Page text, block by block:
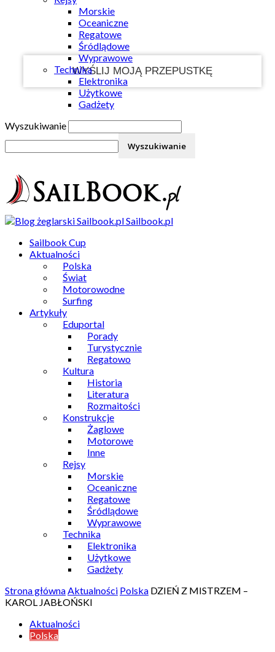
Morskie
Oceaniczne
Regatowe
Śródlądowe
Wyprawowe
Technika
Elektronika
Użytkowe
Gadżety
Wyszukiwanie
Sailbook.pl
Sailbook Cup
Aktualności
Polska
Świat
Motorowodne
Surfing
Artykuły
Eduportal
Porady
Turystycznie
Regatowo
Kultura
Historia
Literatura
Rozmaitości
Konstrukcje
Żaglowe
Motorowe
Inne
Rejsy
Morskie
Oceaniczne
Regatowe
Śródlądowe
Wyprawowe
Technika
Elektronika
Użytkowe
Gadżety
Strona głównaAktualności Polska DZIEŃ Z MISTRZEM –
KAROL JABŁOŃSKI
Aktualności
Polska